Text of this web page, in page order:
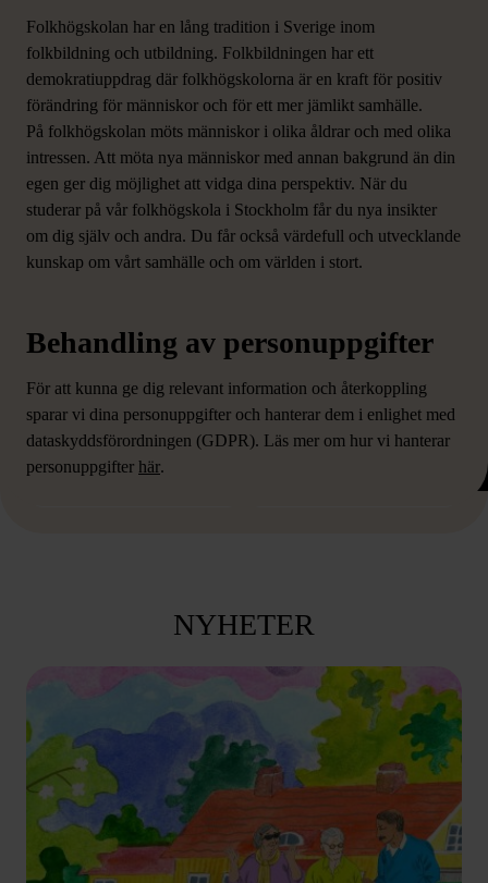
Folkhögskolan har en lång tradition i Sverige inom
folkbildning och utbildning. Folkbildningen har ett
demokratiuppdrag där folkhögskolorna är en kraft för positiv
förändring för människor och för ett mer jämlikt samhälle.
På folkhögskolan möts människor i olika åldrar och med olika
intressen. Att möta nya människor med annan bakgrund än din
egen ger dig möjlighet att vidga dina perspektiv. När du
studerar på vår folkhögskola i Stockholm får du nya insikter
om dig själv och andra. Du får också värdefull och utvecklande
kunskap om vårt samhälle och om världen i stort.
Behandling av personuppgifter
För att kunna ge dig relevant information och återkoppling
sparar vi dina personuppgifter och hanterar dem i enlighet med
dataskyddsförordningen (GDPR). Läs mer om hur vi hanterar
personuppgifter här.
KOMPETENSUTVECKLING FÖR
YRKESVERKSAMMA
NYHETER